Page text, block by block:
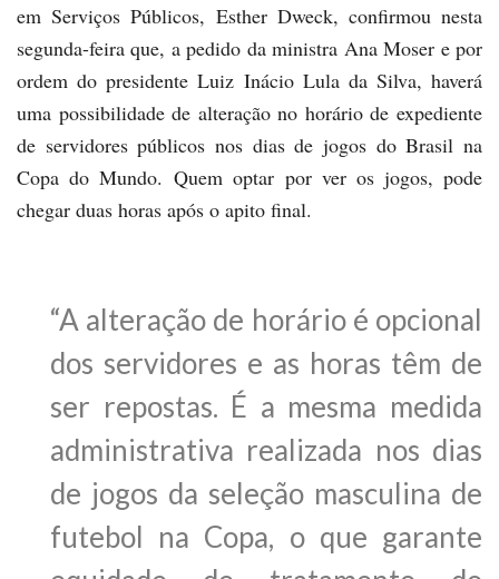
em Serviços Públicos, Esther Dweck, confirmou nesta
segunda-feira que, a pedido da ministra Ana Moser e por
ordem do presidente Luiz Inácio Lula da Silva, haverá
uma possibilidade de alteração no horário de expediente
de servidores públicos nos dias de jogos do Brasil na
Copa do Mundo. Quem optar por ver os jogos, pode
chegar duas horas após o apito final.
“A alteração de horário é opcional
dos servidores e as horas têm de
ser repostas. É a mesma medida
administrativa realizada nos dias
de jogos da seleção masculina de
futebol na Copa, o que garante